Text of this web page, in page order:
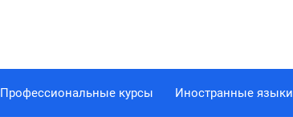
Профессиональные курсы Иностранные языки